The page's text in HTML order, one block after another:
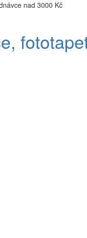
nad 3000 Kč